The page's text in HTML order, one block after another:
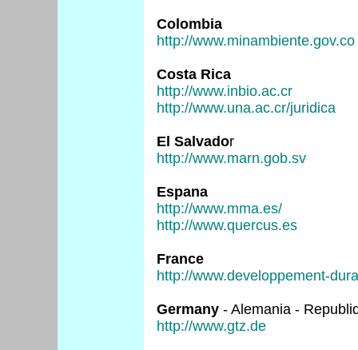
Colombia
http://www.minambiente.gov.co
Costa Rica
http://www.inbio.ac.cr
http://www.una.ac.cr/juridica
El Salvador
http://www.marn.gob.sv
Espana
http://www.mma.es/
http://www.quercus.es
France
http://www.developpement-
Germany- Alemania -
http://www.gtz.de